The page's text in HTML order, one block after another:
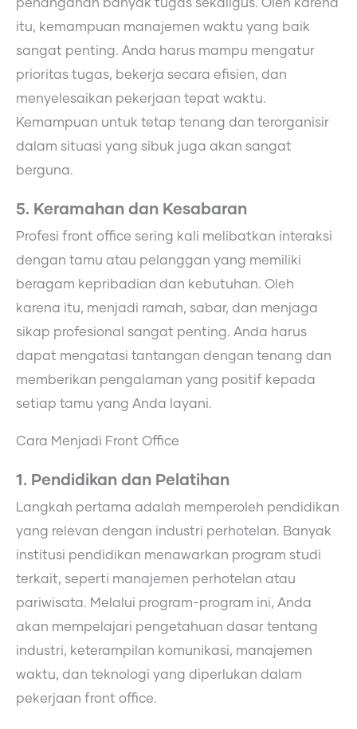
penanganan banyak tugas sekaligus. Oleh karena
itu, kemampuan manajemen waktu yang baik
sangat penting. Anda harus mampu mengatur
prioritas tugas, bekerja secara efisien, dan
menyelesaikan pekerjaan tepat waktu.
Kemampuan untuk tetap tenang dan terorganisir
dalam situasi yang sibuk juga akan sangat
berguna.
5. Keramahan dan Kesabaran
Profesi front office sering kali melibatkan interaksi
dengan tamu atau pelanggan yang memiliki
beragam kepribadian dan kebutuhan. Oleh
karena itu, menjadi ramah, sabar, dan menjaga
sikap profesional sangat penting. Anda harus
dapat mengatasi tantangan dengan tenang dan
memberikan pengalaman yang positif kepada
setiap tamu yang Anda layani.
Cara Menjadi Front Office
1. Pendidikan dan Pelatihan
Langkah pertama adalah memperoleh pendidikan
yang relevan dengan industri perhotelan. Banyak
institusi pendidikan menawarkan program studi
terkait, seperti manajemen perhotelan atau
pariwisata. Melalui program-program ini, Anda
akan mempelajari pengetahuan dasar tentang
industri, keterampilan komunikasi, manajemen
waktu, dan teknologi yang diperlukan dalam
pekerjaan front office.